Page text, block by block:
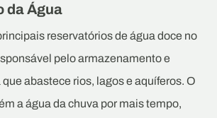
da Água
reservatórios de água doce no
pelo armazenamento e
abastece rios, lagos e aquíferos. O
a água da chuva por mais tempo,